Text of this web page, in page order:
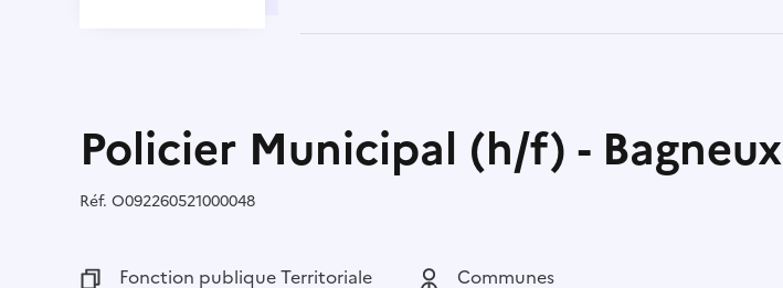
Policier Municipal (h/f) - Bagneux
Réf. Référence :
O092260521000048
Fonction publique :
Fonction publique Territoriale Employeur :
Communes